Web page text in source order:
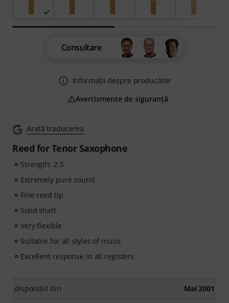
Arată traducerea
Reed for Tenor Saxophone
Strength: 2.5
Extremely pure sound
Fine reed tip
Solid shaft
Very flexible
Suitable for all styles of music
Excellent response in all registers
disponibil din Mai 2001
Consultare
Informații despre producător
Avertismente de siguranță